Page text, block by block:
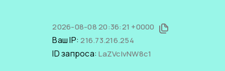
2026-08-08 20:36:21 +0000
Ваш IP:216.73.216.254
ID запроса:LaZVclvNW8c1